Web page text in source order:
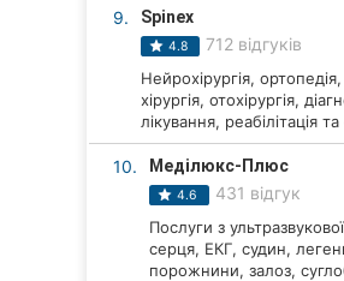
Чернівці
Івано-Франківськ
9. Spinex
4.8 712 відгуків
Нейрохірургія,
хірургія, отохірургія,
лікування, реабілітація
10. Меділюкс-Плюс
4.6 431 відгук
Послуги з
серця, ЕКГ, судин,
порожнини, залоз,